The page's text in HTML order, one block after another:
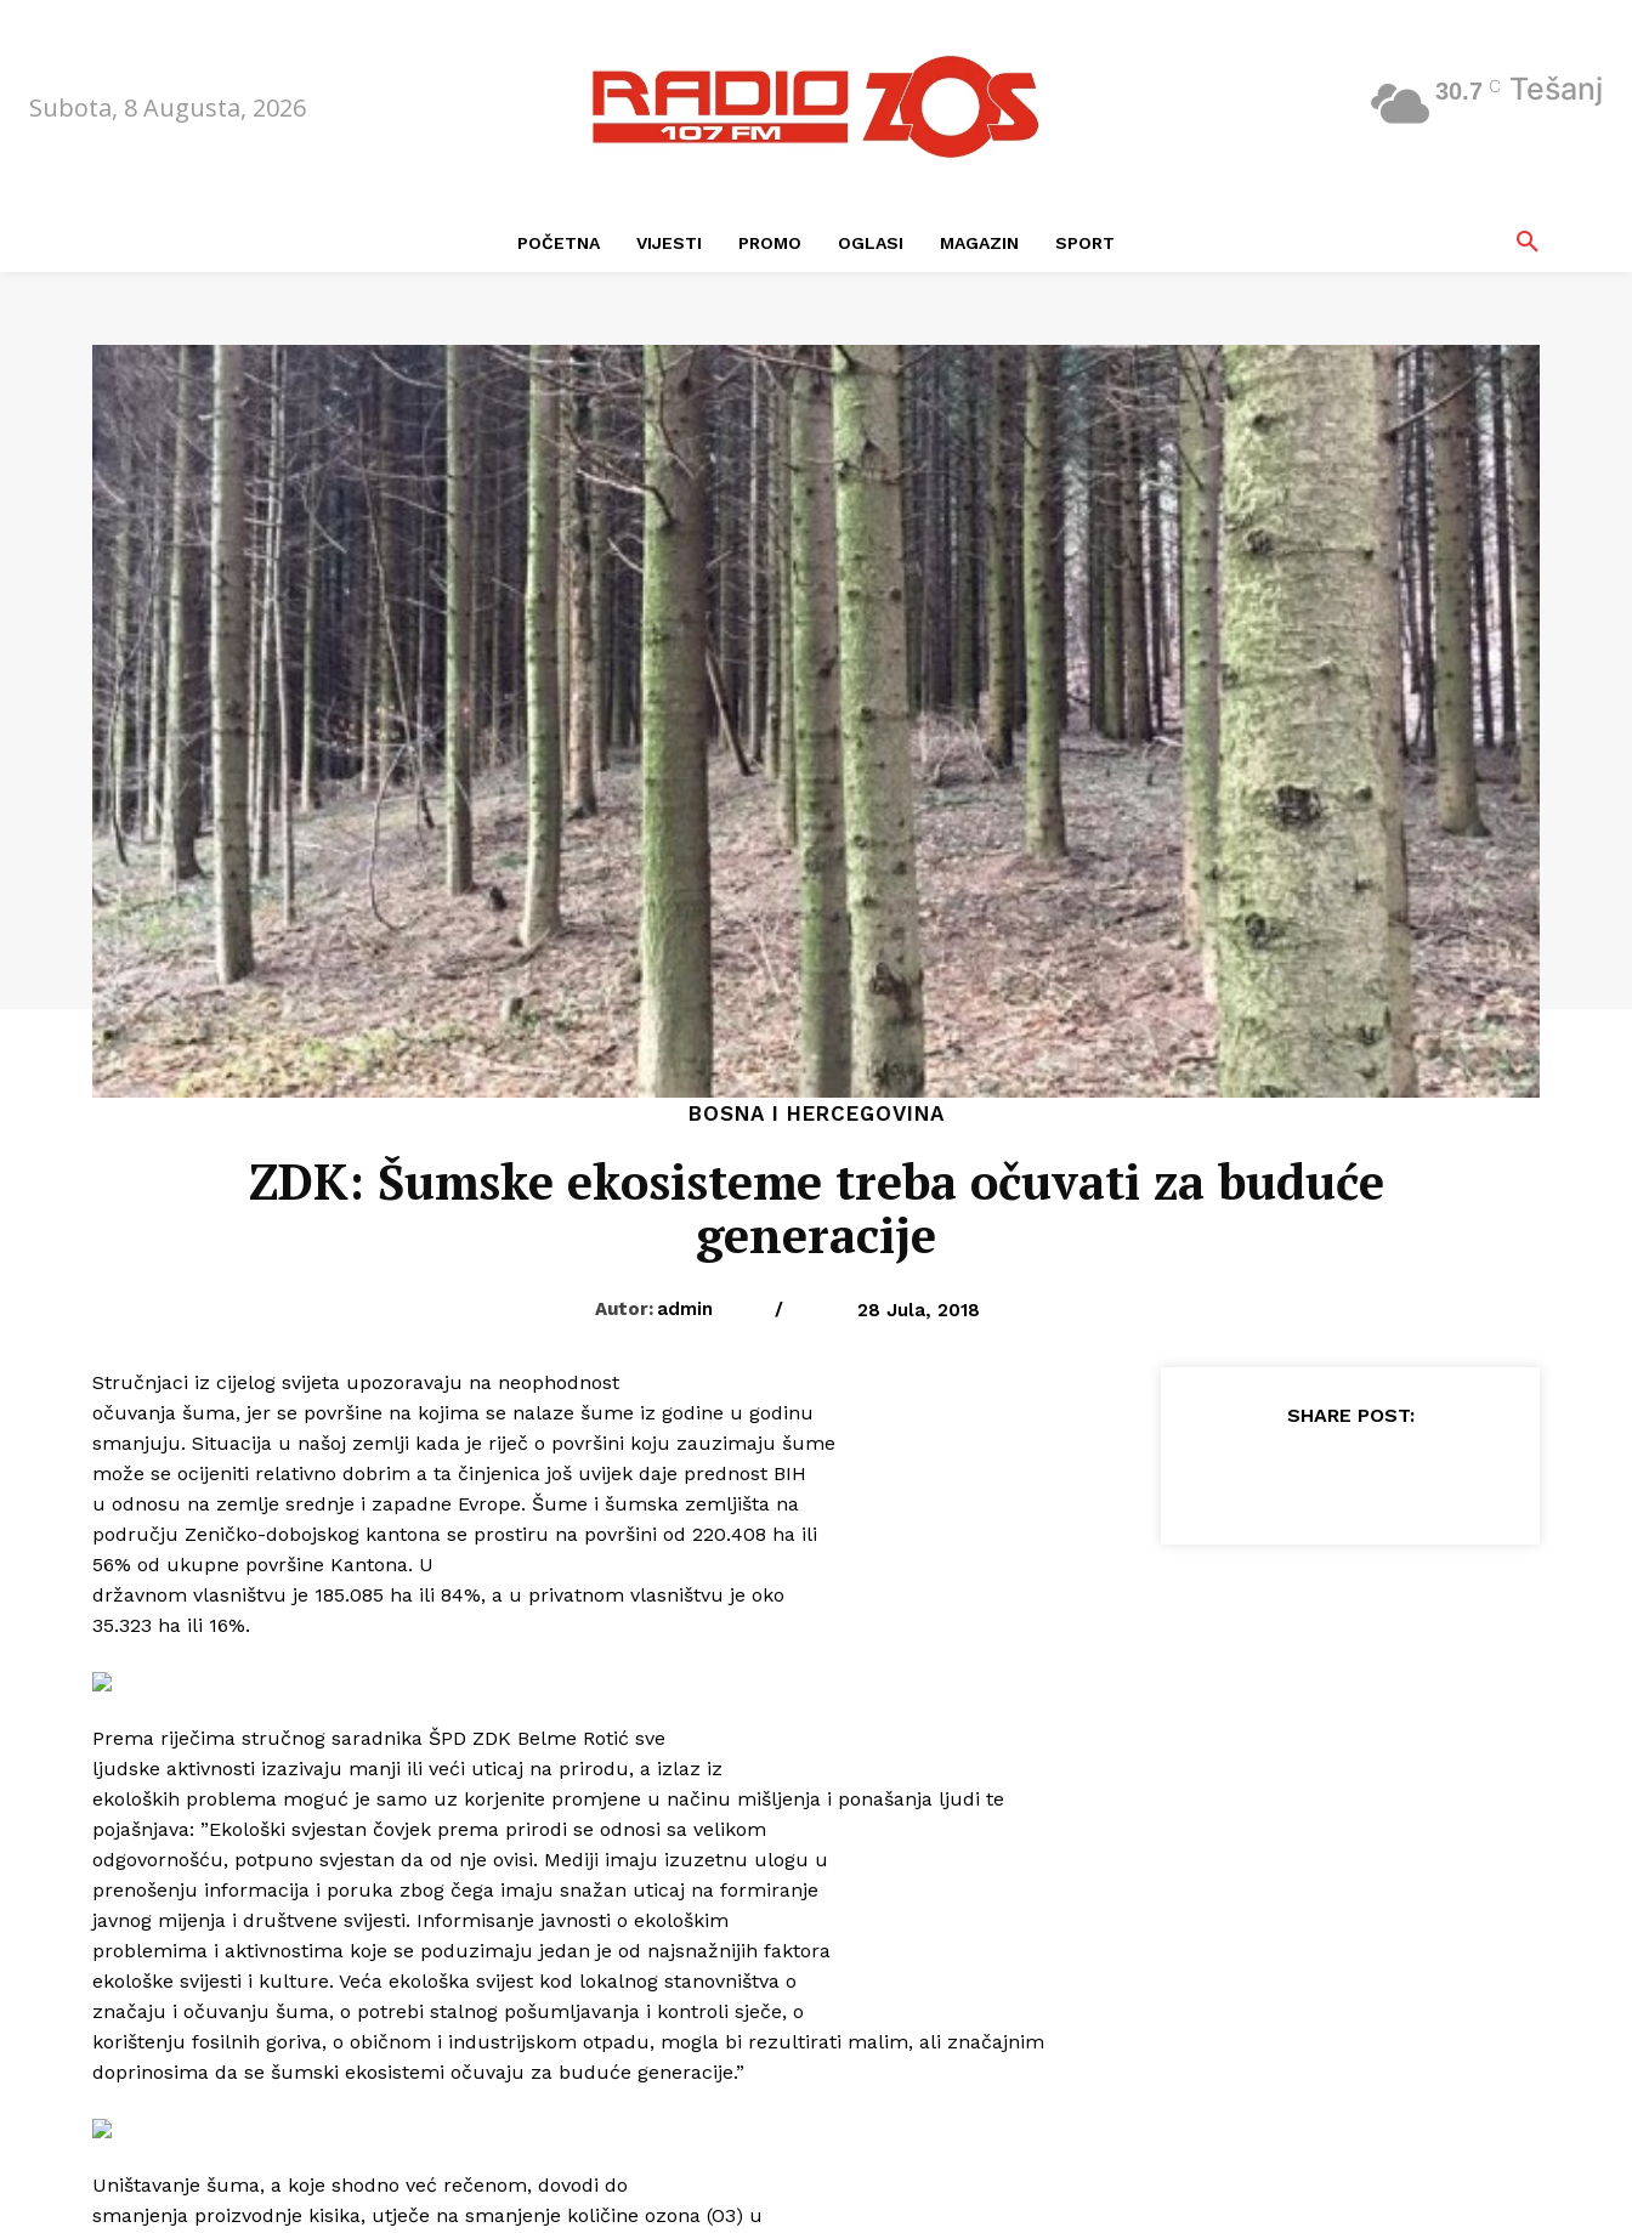
Subota, 8 Augusta, 2026
30.7 C Tešanj
POČETNA VIJESTI PROMO OGLASI MAGAZIN SPORT
BOSNA I HERCEGOVINA
ZDK: Šumske ekosisteme treba očuvati za buduće
generacije
Autor: admin / 28 Jula, 2018
Stručnjaci iz cijelog svijeta upozoravaju na neophodnost
očuvanja šuma, jer se površine na kojima se nalaze šume iz godine u godinu
smanjuju. Situacija u našoj zemlji kada je riječ o površini koju zauzimaju šume
može se ocijeniti relativno dobrim a ta činjenica još uvijek daje prednost BIH
u odnosu na zemlje srednje i zapadne Evrope. Šume i šumska zemljišta na
području Zeničko-dobojskog kantona se prostiru na površini od 220.408 ha ili
56% od ukupne površine Kantona. U
državnom vlasništvu je 185.085 ha ili 84%, a u privatnom vlasništvu je oko
35.323 ha ili 16%.
Prema riječima stručnog saradnika ŠPD ZDK Belme Rotić sve
ljudske aktivnosti izazivaju manji ili veći uticaj na prirodu, a izlaz iz
ekoloških problema moguć je samo uz korjenite promjene u načinu mišljenja i ponašanja ljudi te
pojašnjava: ”Ekološki svjestan čovjek prema prirodi se odnosi sa velikom
odgovornošću, potpuno svjestan da od nje ovisi. Mediji imaju izuzetnu ulogu u
prenošenju informacija i poruka zbog čega imaju snažan uticaj na formiranje
javnog mijenja i društvene svijesti. Informisanje javnosti o ekološkim
problemima i aktivnostima koje se poduzimaju jedan je od najsnažnijih faktora
ekološke svijesti i kulture. Veća ekološka svijest kod lokalnog stanovništva o
značaju i očuvanju šuma, o potrebi stalnog pošumljavanja i kontroli sječe, o
korištenju fosilnih goriva, o običnom i industrijskom otpadu, mogla bi rezultirati malim, ali značajnim
doprinosima da se šumski ekosistemi očuvaju za buduće generacije.”
Uništavanje šuma, a koje shodno već rečenom, dovodi do
smanjenja proizvodnje kisika, utječe na smanjenje količine ozona (O3) u
SHARE POST: